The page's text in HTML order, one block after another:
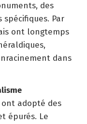
des
spécifiques. Par
ont longtemps
dans
adopté des
épurés. Le